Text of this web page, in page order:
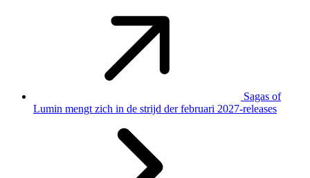
Sagas of
Lumin mengt zich in de strijd der februari 2027-releases